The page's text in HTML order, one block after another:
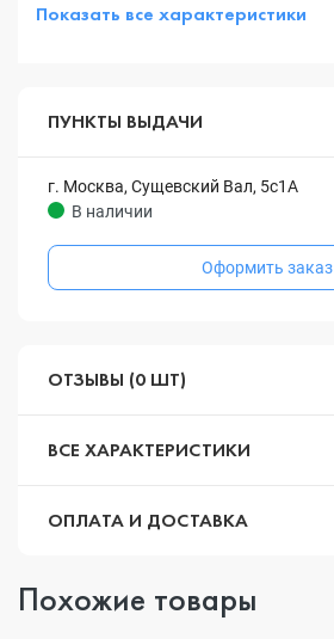
Показать все характеристики
ПУНКТЫ ВЫДАЧИ
г. Москва, Сущевский Вал, 5с1А
В наличии
Оформить заказ
ОТЗЫВЫ (0 ШТ)
ВСЕ ХАРАКТЕРИСТИКИ
ОПЛАТА И ДОСТАВКА
Похожие товары